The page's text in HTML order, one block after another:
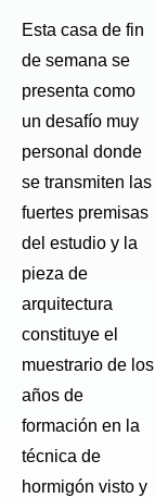
Esta casa de fin
de semana se
presenta como
un desafío muy
personal donde
se transmiten las
fuertes premisas
del estudio y la
pieza de
arquitectura
constituye el
muestrario de los
años de
formación en la
técnica de
hormigón visto y